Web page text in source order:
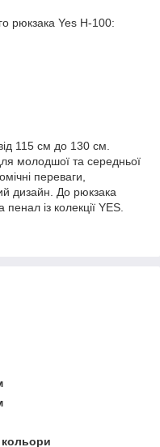
рюкзака Yes H-100:
115 см до 130 см.
молодшої та середньої
переваги,
дизайн. До рюкзака
із колекції YES.
кольори